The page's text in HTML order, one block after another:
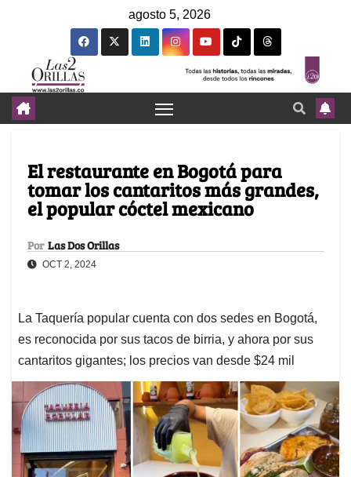
agosto 5, 2026
El restaurante en Bogotá para
tomar los cantaritos más grandes,
el popular cóctel mexicano
Por Las Dos Orillas
OCT 2, 2024
La Taquería popular cuenta con dos sedes en Bogotá,
es reconocida por sus tacos de birria, y ahora por sus
cantaritos gigantes; los precios van desde $24 mil